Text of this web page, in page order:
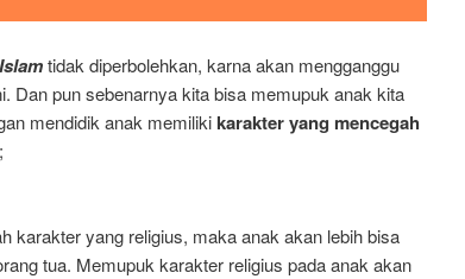
tidak diperbolehkan, karna akan mengganggu
Dan pun sebenarnya kita bisa memupuk anak kita
mendidik anak memilikikarakter yang mencegah
karakter yang religius, maka anak akan lebih bisa
tua. Memupuk karakter religius pada anak akan